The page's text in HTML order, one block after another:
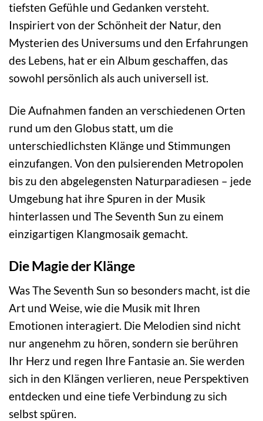
tiefsten Gefühle und Gedanken versteht.
Inspiriert von der Schönheit der Natur, den
Mysterien des Universums und den Erfahrungen
des Lebens, hat er ein Album geschaffen, das
sowohl persönlich als auch universell ist.
Die Aufnahmen fanden an verschiedenen Orten
rund um den Globus statt, um die
unterschiedlichsten Klänge und Stimmungen
einzufangen. Von den pulsierenden Metropolen
bis zu den abgelegensten Naturparadiesen – jede
Umgebung hat ihre Spuren in der Musik
hinterlassen und The Seventh Sun zu einem
einzigartigen Klangmosaik gemacht.
Die Magie der Klänge
Was The Seventh Sun so besonders macht, ist die
Art und Weise, wie die Musik mit Ihren
Emotionen interagiert. Die Melodien sind nicht
nur angenehm zu hören, sondern sie berühren
Ihr Herz und regen Ihre Fantasie an. Sie werden
sich in den Klängen verlieren, neue Perspektiven
entdecken und eine tiefe Verbindung zu sich
selbst spüren.